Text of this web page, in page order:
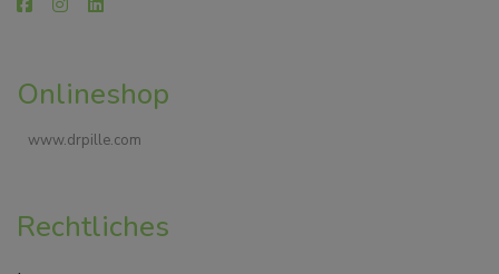
Onlineshop
www.drpille.com
Rechtliches